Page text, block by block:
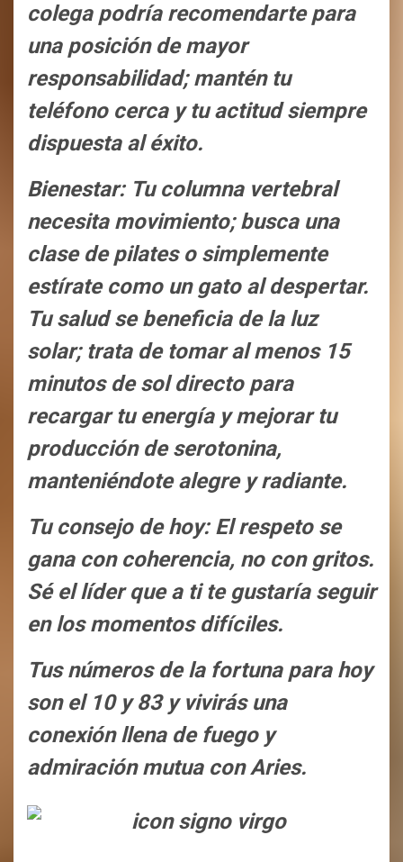
colega podría recomendarte para
una posición de mayor
responsabilidad; mantén tu
teléfono cerca y tu actitud siempre
dispuesta al éxito.
Bienestar: Tu columna vertebral
necesita movimiento; busca una
clase de pilates o simplemente
estírate como un gato al despertar.
Tu salud se beneficia de la luz
solar; trata de tomar al menos 15
minutos de sol directo para
recargar tu energía y mejorar tu
producción de serotonina,
manteniéndote alegre y radiante.
Tu consejo de hoy: El respeto se
gana con coherencia, no con gritos.
Sé el líder que a ti te gustaría seguir
en los momentos difíciles.
Tus números de la fortuna para hoy
son el 10 y 83 y vivirás una
conexión llena de fuego y
admiración mutua con Aries.